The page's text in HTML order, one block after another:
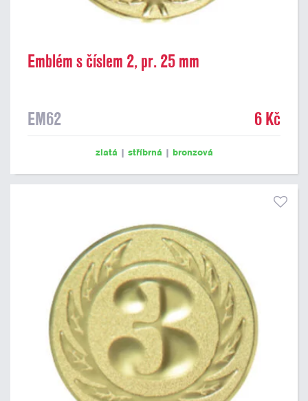
Emblém s číslem 2, pr. 25 mm
EM62 6 Kč
zlatá | stříbrná | bronzová